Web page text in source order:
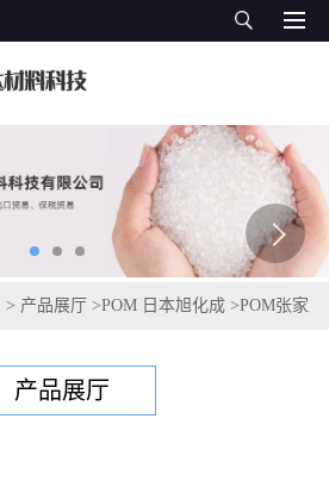
> 产品展厅 >POM 日本旭化成 >POM张家
产品展厅